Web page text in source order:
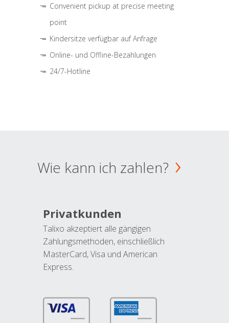
Convenient pickup at precise meeting
point
Kindersitze verfügbar auf Anfrage
Online- und Offline-Bezahlungen
24/7-Hotline
Wie kann ich zahlen?
Privatkunden
Talixo akzeptiert alle gängigen
Zahlungsmethoden, einschließlich
MasterCard, Visa und American
Express.